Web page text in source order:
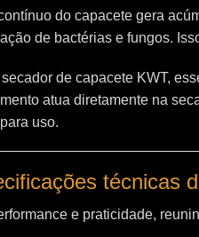
do capacete gera
de bactérias e fungos.
de capacete KWT,
atua diretamente na
uso.
técnicas
e praticidade,